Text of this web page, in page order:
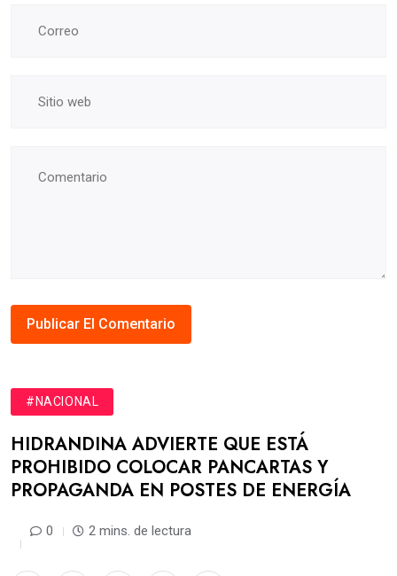
#NACIONAL
HIDRANDINA ADVIERTE QUE ESTÁ
PROHIBIDO COLOCAR PANCARTAS Y
PROPAGANDA EN POSTES DE ENERGÍA
0 2 mins. de lectura